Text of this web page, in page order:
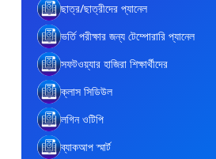
ছাত্র/ছাত্রীদের প্যানেল
ভর্তি পরীক্ষার জন্য টেম্পোরারি প্যানেল
সফটওয়্যার হাজিরা শিক্ষার্থীদের
ক্লাস সিডিউল
লগিন ওটিপি
ব্যাকআপ স্মার্ট